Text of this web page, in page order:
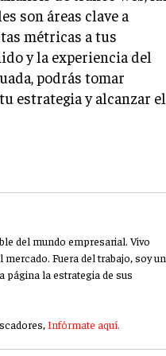
son áreas clave a
métricas a tus
y la experiencia del
podrás tomar
estrategia y alcanzar el
del mundo empresarial. Vivo
Fuera del trabajo, soy un
página la estrategia de sus
Infórmate aquí.